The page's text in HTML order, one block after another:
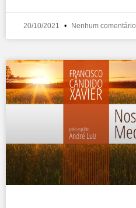
20/10/2021 Nenhum comentário